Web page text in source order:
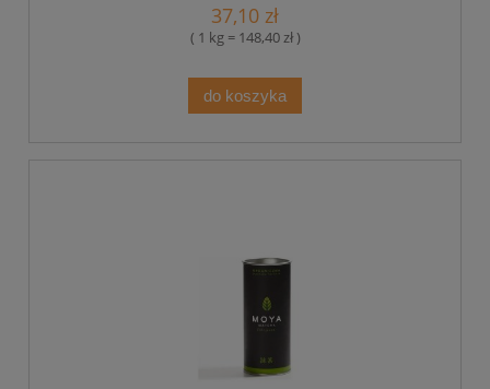
37,10 zł
( 1 kg = 148,40 zł )
do koszyka